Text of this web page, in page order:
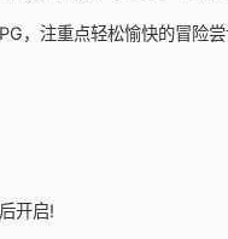
，注重点轻松愉快的冒险
开启!